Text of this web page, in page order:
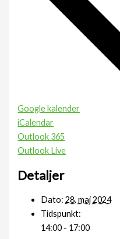
Google kalender
iCalendar
Outlook 365
Outlook Live
Detaljer
Dato: 28. maj 2024
Tidspunkt:
14:00 - 17:00